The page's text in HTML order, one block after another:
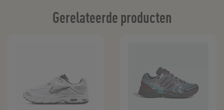
Gerelateerde producten